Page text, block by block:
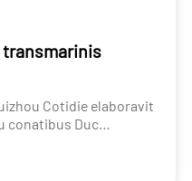
transmarinis
Cotidie elaboravit
conatibus Duc